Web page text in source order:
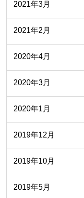
2021年3月
2021年2月
2020年4月
2020年3月
2020年1月
2019年12月
2019年10月
2019年5月